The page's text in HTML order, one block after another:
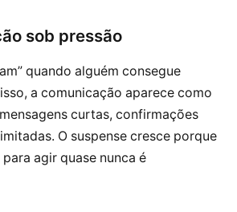
sob pressão
quando alguém consegue
a comunicação aparece como
curtas, confirmações
O suspense cresce porque
agir quase nunca é